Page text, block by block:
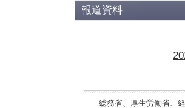
報道資料
総務省、厚生労働省、経